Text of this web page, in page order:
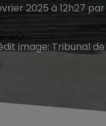
2025 à 12h27
image: Tribunal